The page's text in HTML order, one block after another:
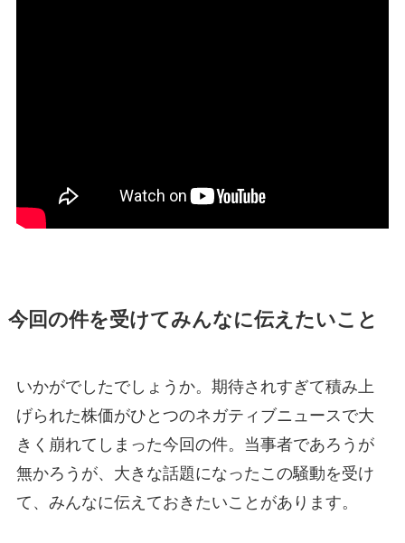
今回の件を受けてみんなに伝えたいこと
いかがでしたでしょうか。期待されすぎて積み上
げられた株価がひとつのネガティブニュースで大
きく崩れてしまった今回の件。当事者であろうが
無かろうが、大きな話題になったこの騒動を受け
て、みんなに伝えておきたいことがあります。